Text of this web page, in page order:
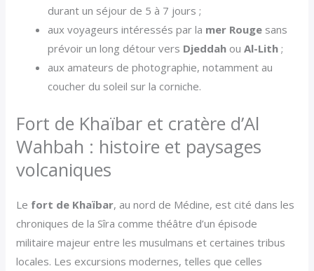
durant un séjour de 5 à 7 jours ;
aux voyageurs intéressés par la mer Rouge sans
prévoir un long détour vers Djeddah ouAl-Lith ;
aux amateurs de photographie, notamment au
coucher du soleil sur la corniche.
Fort de Khaïbar et cratère d’Al
Wahbah : histoire et paysages
volcaniques
Le fort de Khaïbar, au nord de Médine, est cité dans les
chroniques de la Sîra comme théâtre d’un épisode
militaire majeur entre les musulmans et certaines tribus
locales. Les excursions modernes, telles que celles